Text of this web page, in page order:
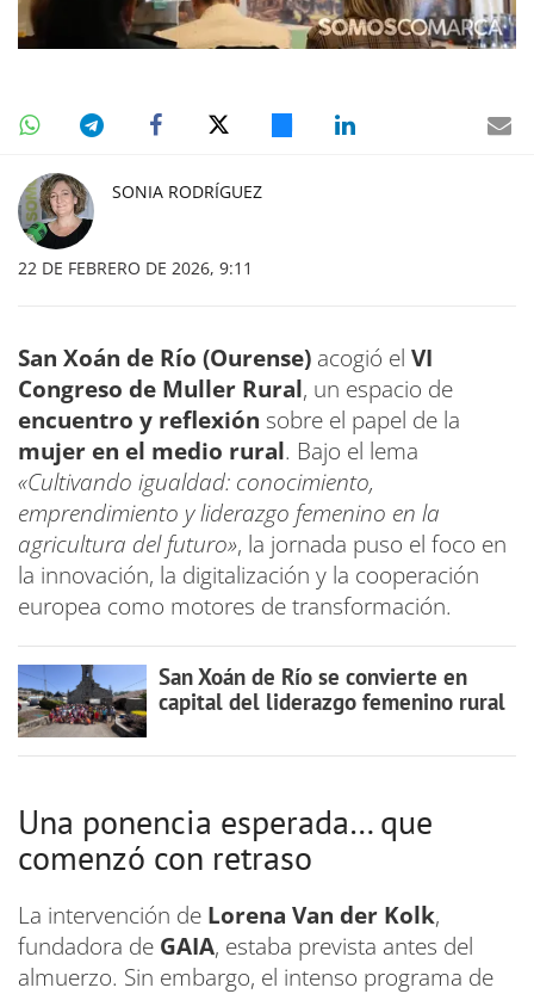
SONIA RODRÍGUEZ
22 DE FEBRERO DE 2026, 9:11
San Xoán de Río (Ourense) acogió el VI
Congreso de Muller Rural, un espacio de
encuentro y reflexión sobre el papel de la
mujer en el medio rural. Bajo el lema
«Cultivando igualdad: conocimiento,
emprendimiento y liderazgo femenino en la
agricultura del futuro», la jornada puso el foco en
la innovación, la digitalización y la cooperación
europea como motores de transformación.
San Xoán de Río se convierte en
capital del liderazgo femenino rural
Una ponencia esperada… que
comenzó con retraso
La intervención de Lorena Van der Kolk,
fundadora de GAIA, estaba prevista antes del
almuerzo. Sin embargo, el intenso programa de